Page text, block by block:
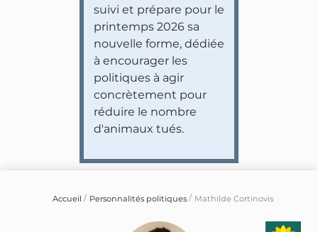
suivi et prépare pour le
printemps 2026 sa
nouvelle forme, dédiée
à encourager les
politiques à agir
concrètement pour
réduire le nombre
d'animaux tués.
Accueil Personnalités politiques Mathilde Cortinovis